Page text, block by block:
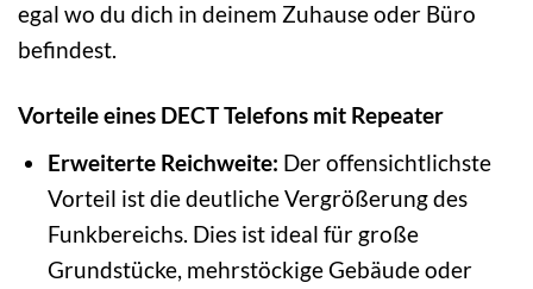
egal wo du dich in deinem Zuhause oder Büro
befindest.
Vorteile eines DECT Telefons mit Repeater
Erweiterte Reichweite: Der offensichtlichste
Vorteil ist die deutliche Vergrößerung des
Funkbereichs. Dies ist ideal für große
Grundstücke, mehrstöckige Gebäude oder